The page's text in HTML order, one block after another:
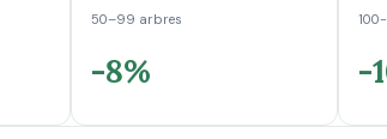
50–99 arbres
-8% -